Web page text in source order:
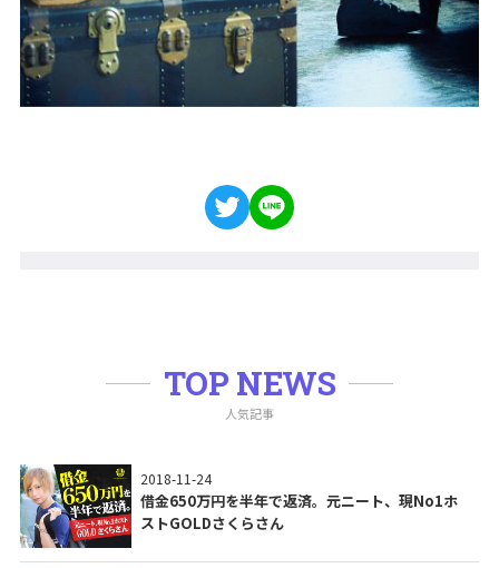
TOP NEWS
人気記事
2018-11-24
借金650万円を半年で返済。元ニート、現No1ホ
ストGOLDさくらさん